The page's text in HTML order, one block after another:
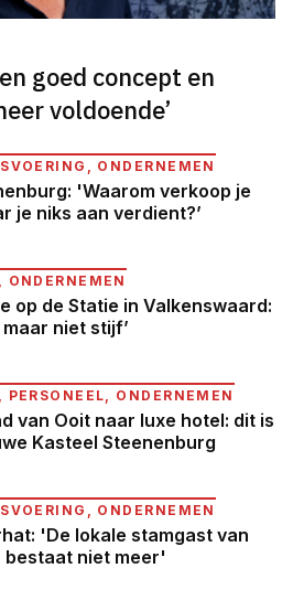
goed concept en
voldoende’
ONDERNEMEN
'Waarom verkoop je
je niks aan verdient?’
ONDERNEMEN
op de Statie in Valkenswaard:
maar niet stijf’
PERSONEEL, ONDERNEMEN
van Ooit naar luxe hotel: dit is
Kasteel Steenenburg
ONDERNEMEN
'De lokale stamgast van
bestaat niet meer'